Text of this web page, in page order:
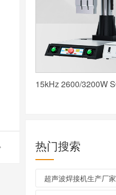
热门搜索
超声波焊接机生产厂家